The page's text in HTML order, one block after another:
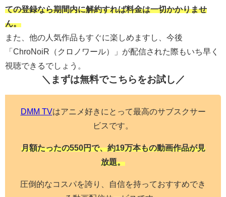
ての登録なら期間内に解約すれば料金は一切かかりませ
ん。
また、他の人気作品もすぐに楽しめますし、今後
「ChroNoiR（クロノワール）」が配信された際もいち早く
視聴できるでしょう。
＼まずは無料でこちらをお試し／
DMM TVはアニメ好きにとって最高のサブスクサー
ビスです。
月額たったの550円で、約19万本もの動画作品が見
放題。
圧倒的なコスパを誇り、自信を持っておすすめでき